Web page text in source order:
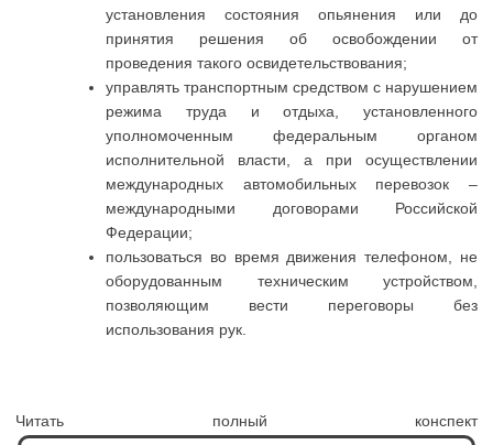
установления состояния опьянения или до
принятия решения об освобождении от
проведения такого освидетельствования;
управлять транспортным средством с нарушением
режима труда и отдыха, установленного
уполномоченным федеральным органом
исполнительной власти, а при осуществлении
международных автомобильных перевозок –
международными договорами Российской
Федерации;
пользоваться во время движения телефоном, не
оборудованным техническим устройством,
позволяющим вести переговоры без
использования рук.
Читать полный конспект